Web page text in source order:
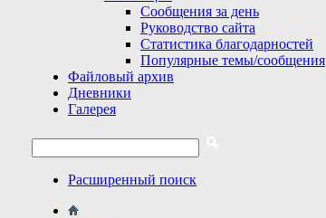
Сообщения за день
Руководство сайта
Статистика благодарностей
Популярные темы/сообщения
Файловый архив
Дневники
Галерея
Расширенный поиск